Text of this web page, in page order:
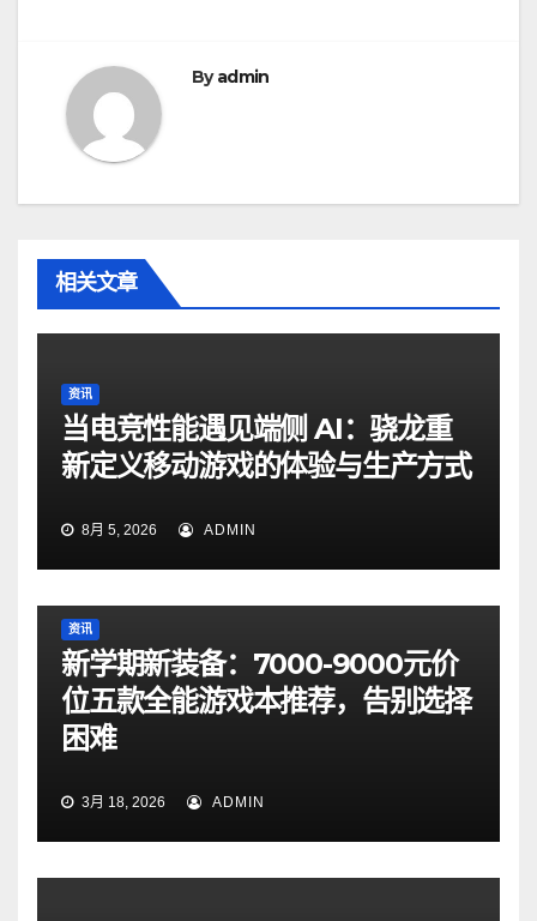
Byadmin
相关文章
资讯
当电竞性能遇见端侧 AI：骁龙重
新定义移动游戏的体验与生产方式
8月 5, 2026 ADMIN
资讯
新学期新装备：7000-9000元价
位五款全能游戏本推荐，告别选择
困难
3月 18, 2026 ADMIN